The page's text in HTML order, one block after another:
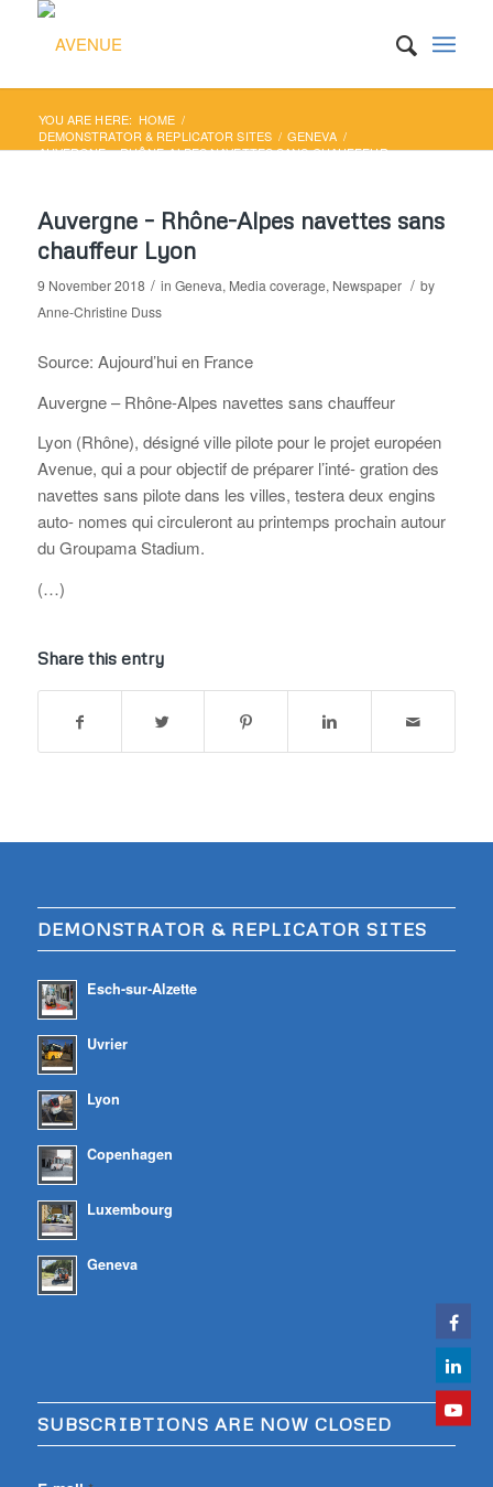
YOU ARE HERE: HOME /
DEMONSTRATOR & REPLICATOR SITES / GENEVA /
AUVERGNE – RHÔNE-ALPES NAVETTES SANS CHAUFFEUR
Auvergne – Rhône-Alpes navettes sans
chauffeur Lyon
9 November 2018 / in Geneva, Media coverage, Newspaper / by
Anne-Christine Duss
Source: Aujourd’hui en France
Auvergne – Rhône-Alpes navettes sans chauffeur
Lyon (Rhône), désigné ville pilote pour le projet européen
Avenue, qui a pour objectif de préparer l’inté- gration des
navettes sans pilote dans les villes, testera deux engins
auto- nomes qui circuleront au printemps prochain autour
du Groupama Stadium.
(…)
Share this entry
DEMONSTRATOR & REPLICATOR SITES
Esch-sur-Alzette
Uvrier
Lyon
Copenhagen
Luxembourg
Geneva
SUBSCRIBTIONS ARE NOW CLOSED